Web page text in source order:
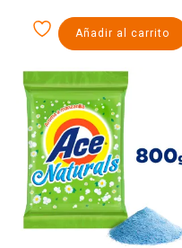
Añadir al carrito